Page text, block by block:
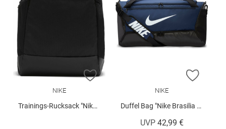
ZUR WUNSCHLISTE HINZUFÜGEN
NIKE
Trainings-Rucksack "Nike Brasilia 9.5" 24 L
ZUR
NIKE
Duffel Bag "Nike Brasilia 9.5 Medium"
UVP 42,99 €